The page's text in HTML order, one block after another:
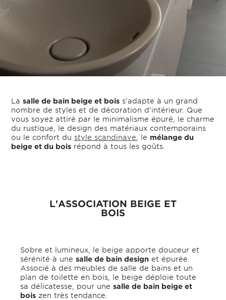
Lasalle de bain beige et bois s’adapte à un grand
nombre de styles et de décoration d’intérieur. Que
vous soyez attiré par le minimalisme épuré, le charme
du rustique, le design des matériaux contemporains
ou le confort du style scandinave , le mélange du
beige et du bois répond à tous les goûts.
L'ASSOCIATION BEIGE ET
BOIS
Sobre et lumineux, le beige apporte douceur et
sérénité à une salle de bain design et épurée.
Associé à des meubles de salle de bains et un
plan de toilette en bois, le beige déploie toute
sa délicatesse, pour une salle de bain beige et
bois zen très tendance.